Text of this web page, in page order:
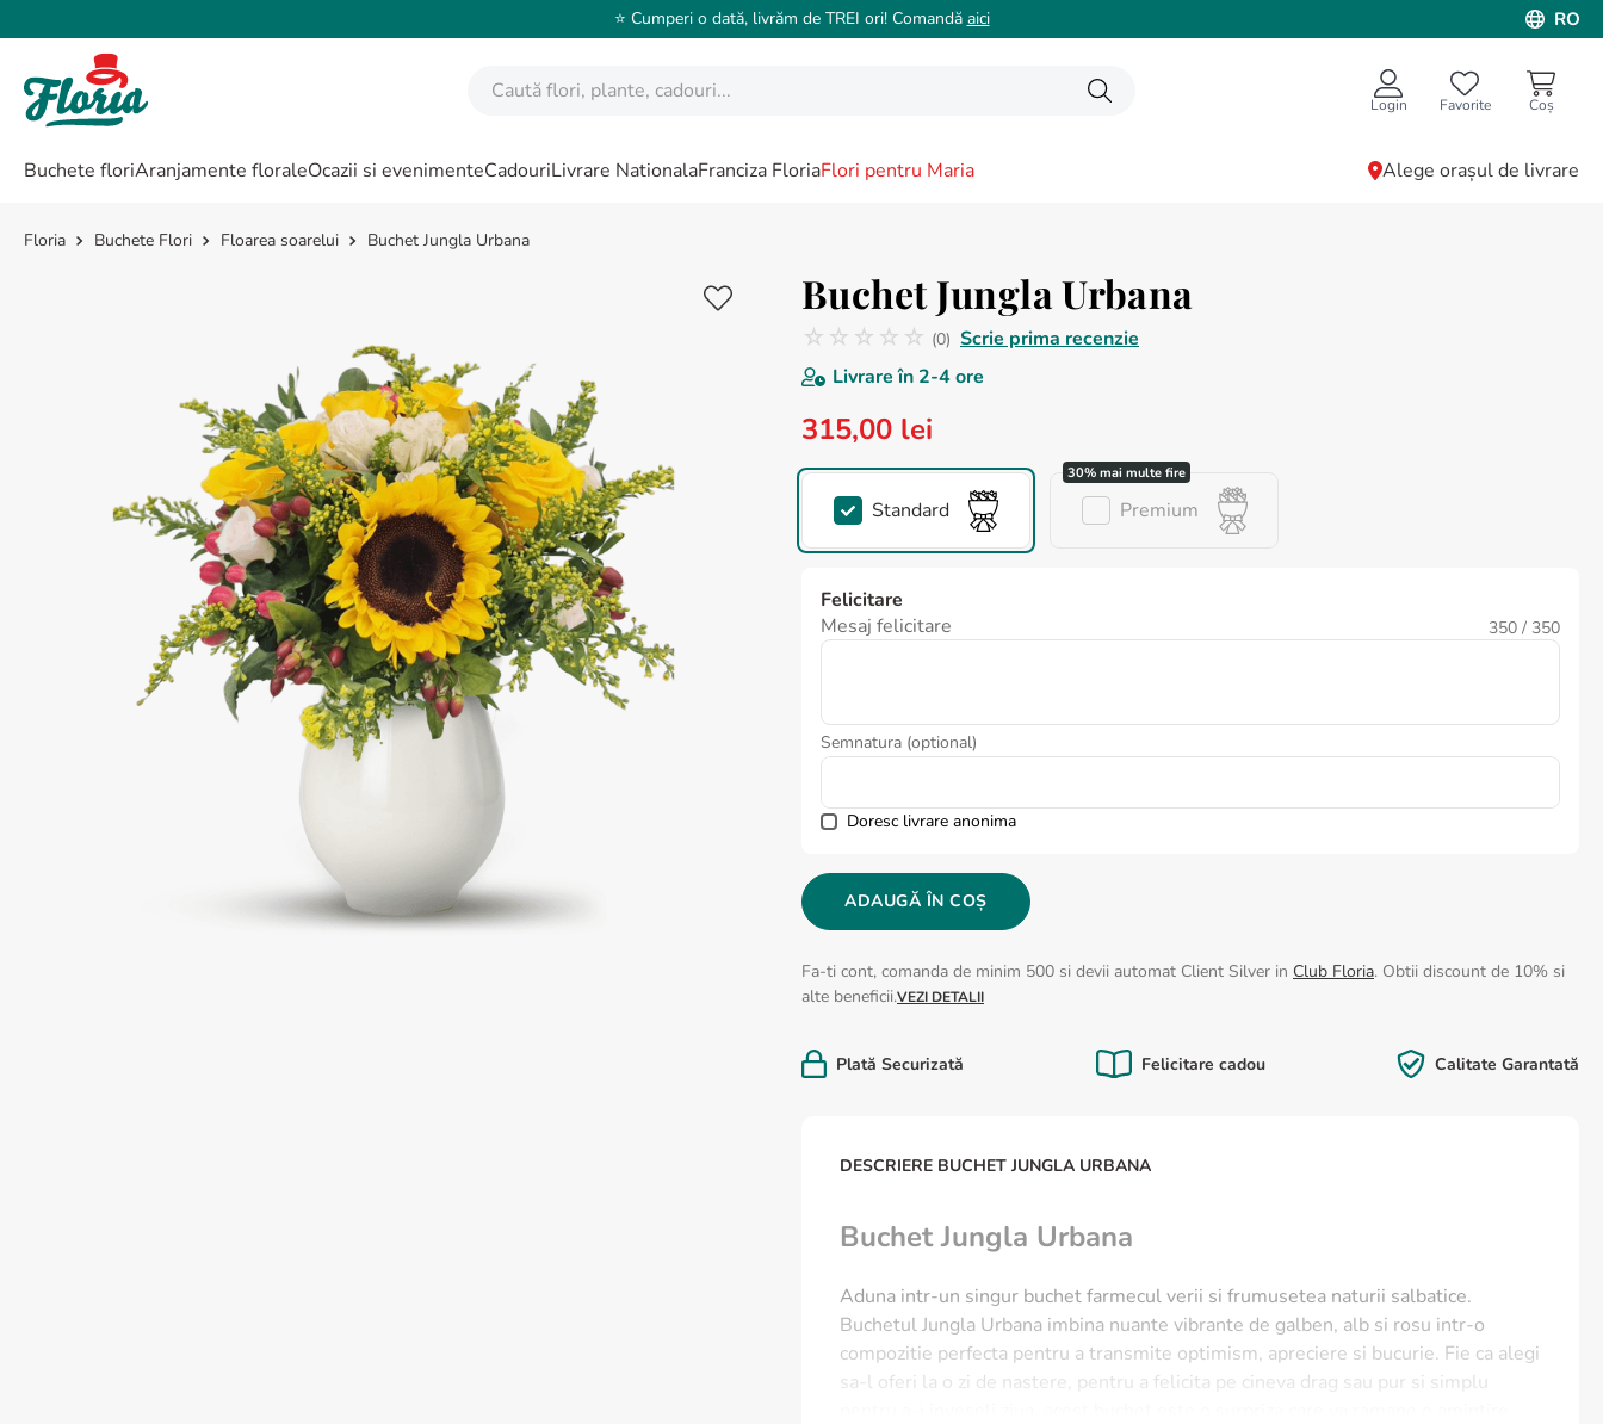
⭐️ Cumperi o dată, livrăm de TREI ori! Comandă aici RO
buchet trandafiri
trandafiri albi
Login Favorite
Buchete floriAranjamente floraleOcazii si evenimenteCadouriLivrare NationalaFranciza FloriaFlori pentru Maria Alege orașul de livrare
Buchete Flori Floarea soarelui Buchet Jungla Urbana
Buchet Jungla Urbana
☆ ☆ ☆ ☆ ☆ (0)
Nicio recenzie
Scrie prima recenzie
Livrare în 2-4 ore
315,00 lei
Standard Premium
Felicitare
Mesaj felicitare
350 / 350
Semnatura (optional)
Doresc livrare anonima
ADAUGĂ ÎN COȘ
Fa-ti cont, comanda de minim 500 si devii automat Client Silver in Club Floria. Obtii discount de 10% si
alte beneficii.VEZI DETALII
Plată Securizată Felicitare cadou Calitate Garantată
DESCRIERE BUCHET JUNGLA URBANA
Buchet Jungla Urbana
Aduna intr-un singur buchet farmecul verii si frumusetea naturii salbatice.
Buchetul Jungla Urbana imbina nuante vibrante de galben, alb si rosu intr-o
compozitie perfecta pentru a transmite optimism, apreciere si bucurie. Fie ca alegi
sa-l oferi la o zi de nastere, pentru a felicita pe cineva drag sau pur si simplu